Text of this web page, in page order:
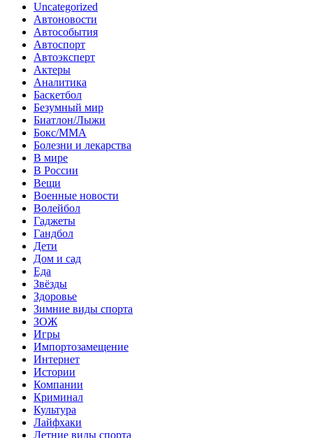
Uncategorized
Автоновости
Автособытия
Автоспорт
Автоэксперт
Актеры
Аналитика
Баскетбол
Безумный мир
Биатлон/Лыжи
Бокс/MMA
Болезни и лекарства
В мире
В России
Вещи
Военные новости
Волейбол
Гаджеты
Гандбол
Дети
Дом и сад
Еда
Звёзды
Здоровье
Зимние виды спорта
ЗОЖ
Игры
Импортозамещение
Интернет
Истории
Компании
Криминал
Культура
Лайфхаки
Летние виды спорта